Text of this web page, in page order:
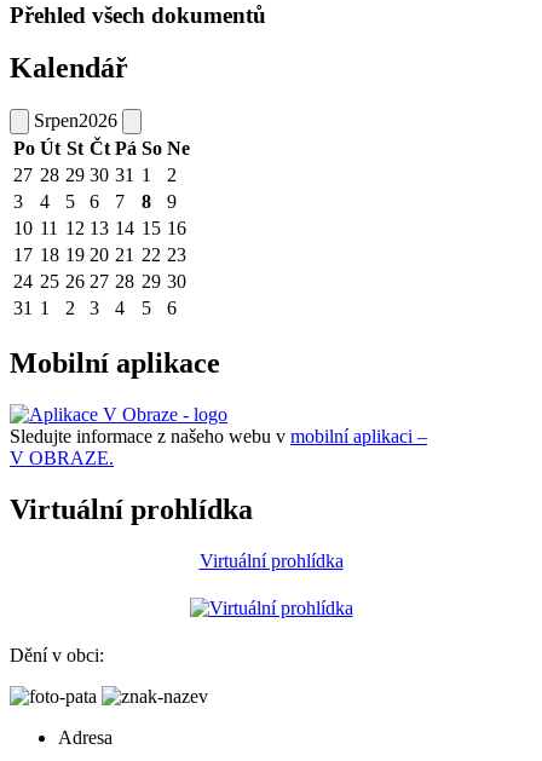
Přehled všech dokumentů
Kalendář
Srpen2026
Po Út St Čt Pá So Ne
27 28 29 30 31 1
2
3
4 5 6 7 8
9
10 11 12 13 14 15 16
17 18 19 20 21 22 23
24 25 26 27 28 29 30
31 1 2 3 4 5 6
Mobilní aplikace
Sledujte informace z našeho webu v mobilní aplikaci –
V OBRAZE.
Virtuální prohlídka
Virtuální prohlídka
Dění v obci:
Adresa